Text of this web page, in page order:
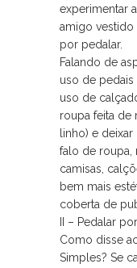
experimentar
amigo vestido
por pedalar.
Falando de
uso de
uso de
roupa feita de
linho) e
falo de roupa,
camisas,
bem mais
coberta de
II – Pedalar
Como disse
Simples? Se